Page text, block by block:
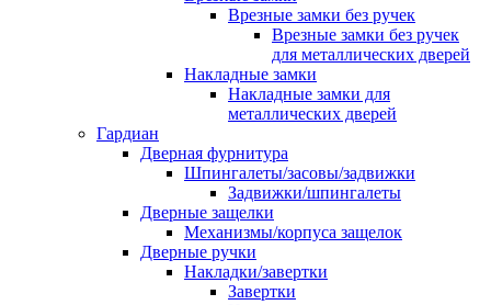
Врезные замки без ручек
Врезные замки без ручек
для металлических дверей
Накладные замки
Накладные замки для
металлических дверей
Гардиан
Дверная фурнитура
Шпингалеты/засовы/задвижки
Задвижки/шпингалеты
Дверные защелки
Механизмы/корпуса защелок
Дверные ручки
Накладки/завертки
Завертки